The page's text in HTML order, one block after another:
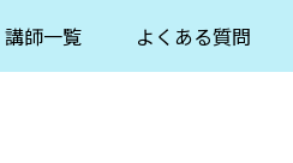
講師一覧 よくある質問